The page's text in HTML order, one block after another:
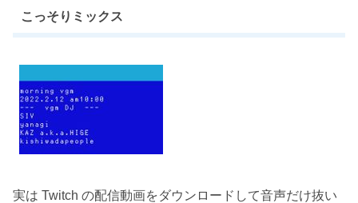
こっそりミックス
実は Twitch の配信動画をダウンロードして音声だけ抜い